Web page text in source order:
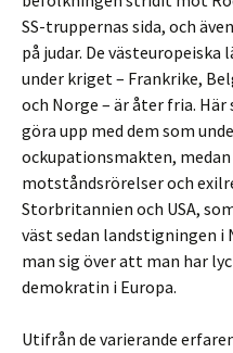
SS-truppernas sida, och
på judar. De västeuropeiska
under kriget – Frankrike,
och Norge – är åter fria.
göra upp med dem som
ockupationsmakten,
motståndsrörelser och
Storbritannien och USA,
väst sedan landstigningen i
man sig över att man har
demokratin i Europa.
Utifrån de varierande